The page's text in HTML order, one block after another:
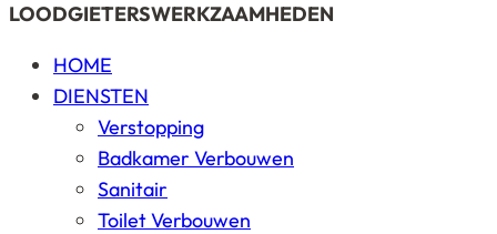
LOODGIETERSWERKZAAMHEDEN
HOME
DIENSTEN
Verstopping
Badkamer Verbouwen
Sanitair
Toilet Verbouwen